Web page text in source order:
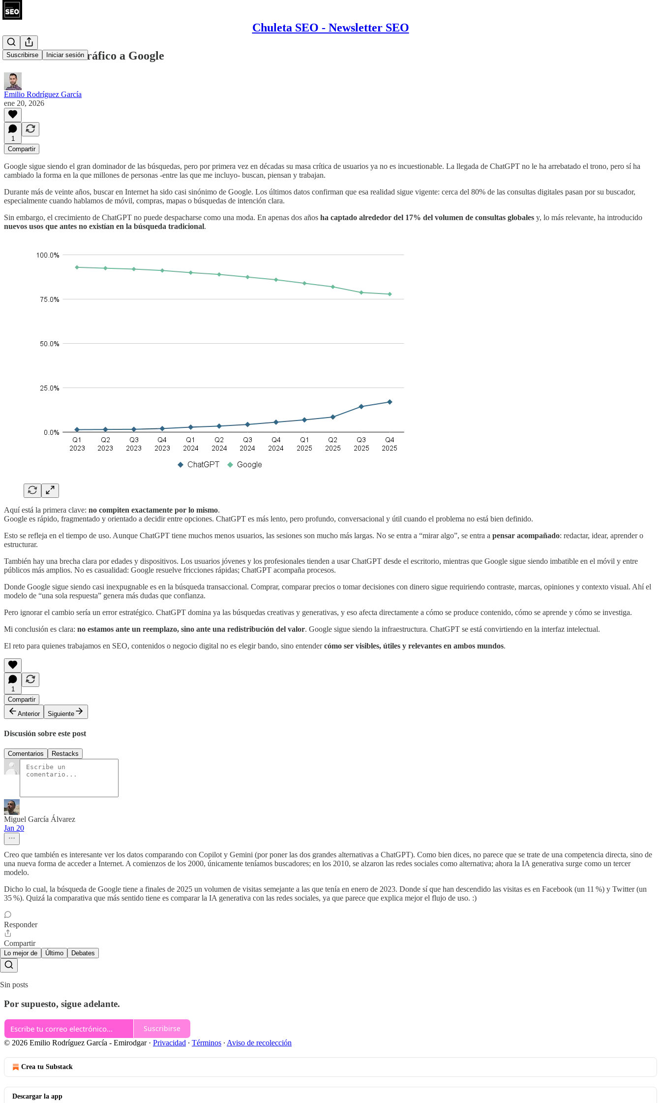
Chuleta SEO - Newsletter SEO
Suscribirse Iniciar sesión
ChatGPT roba tráfico a Google
Emilio Rodríguez García
ene 20, 2026
1
Compartir
Google sigue siendo el gran dominador de las búsquedas, pero por primera vez en décadas su masa crítica de usuarios ya no es incuestionable. La llegada de ChatGPT no le ha arrebatado el trono, pero sí ha
cambiado la forma en la que millones de personas -entre las que me incluyo- buscan, piensan y trabajan.
Durante más de veinte años, buscar en Internet ha sido casi sinónimo de Google. Los últimos datos confirman que esa realidad sigue vigente: cerca del 80% de las consultas digitales pasan por su buscador,
especialmente cuando hablamos de móvil, compras, mapas o búsquedas de intención clara.
Sin embargo, el crecimiento de ChatGPT no puede despacharse como una moda. En apenas dos años ha captado alrededor del 17% del volumen de consultas globales y, lo más relevante, ha introducido
nuevos usos que antes no existían en la búsqueda tradicional.
Aquí está la primera clave: no compiten exactamente por lo mismo.
Google es rápido, fragmentado y orientado a decidir entre opciones. ChatGPT es más lento, pero profundo, conversacional y útil cuando el problema no está bien definido.
Esto se refleja en el tiempo de uso. Aunque ChatGPT tiene muchos menos usuarios, las sesiones son mucho más largas. No se entra a “mirar algo”, se entra a pensar acompañado: redactar, idear, aprender o
estructurar.
También hay una brecha clara por edades y dispositivos. Los usuarios jóvenes y los profesionales tienden a usar ChatGPT desde el escritorio, mientras que Google sigue siendo imbatible en el móvil y entre
públicos más amplios. No es casualidad: Google resuelve fricciones rápidas; ChatGPT acompaña procesos.
Donde Google sigue siendo casi inexpugnable es en la búsqueda transaccional. Comprar, comparar precios o tomar decisiones con dinero sigue requiriendo contraste, marcas, opiniones y contexto visual. Ahí el
modelo de “una sola respuesta” genera más dudas que confianza.
Pero ignorar el cambio sería un error estratégico. ChatGPT domina ya las búsquedas creativas y generativas, y eso afecta directamente a cómo se produce contenido, cómo se aprende y cómo se investiga.
Mi conclusión es clara: no estamos ante un reemplazo, sino ante una redistribución del valor. Google sigue siendo la infraestructura. ChatGPT se está convirtiendo en la interfaz intelectual.
El reto para quienes trabajamos en SEO, contenidos o negocio digital no es elegir bando, sino entendercómo ser visibles, útiles y relevantes en ambos mundos.
1
Compartir
Anterior
Siguiente
Discusión sobre este post
Comentarios Restacks
Miguel García Álvarez
Jan 20
Creo que también es interesante ver los datos comparando con Copilot y Gemini (por poner las dos grandes alternativas a ChatGPT). Como bien dices, no parece que se trate de una competencia directa, sino de
una nueva forma de acceder a Internet. A comienzos de los 2000, únicamente teníamos buscadores; en los 2010, se alzaron las redes sociales como alternativa; ahora la IA generativa surge como un tercer
modelo.
Dicho lo cual, la búsqueda de Google tiene a finales de 2025 un volumen de visitas semejante a las que tenía en enero de 2023. Donde sí que han descendido las visitas es en Facebook (un 11 %) y Twitter (un
35 %). Quizá la comparativa que más sentido tiene es comparar la IA generativa con las redes sociales, ya que parece que explica mejor el flujo de uso. :)
Responder
Compartir
Lo mejor de Último Debates
Sin posts
Por supuesto, sigue adelante.
Suscribirse
© 2026 Emilio Rodríguez García - Emirodgar· Privacidad ∙ Términos ∙ Aviso de recolección
Crea tu Substack
Descargar la app